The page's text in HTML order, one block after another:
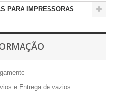
PARA IMPRESSORAS
e Entrega de vazios